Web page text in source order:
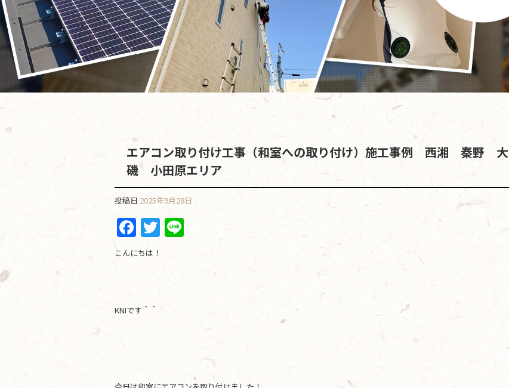
エアコン取り付け工事（和室への取り付け）施工事例 西湘 秦野 大
磯 小田原エリア
投稿日 2025年9月28日
F
a
c
b
o
T
w
こんにちは！
KNIです＾＾